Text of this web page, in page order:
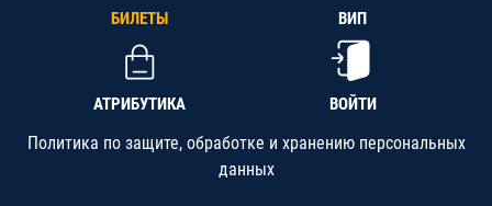
БИЛЕТЫ ВИП
АТРИБУТИКА ВОЙТИ
Политика по защите, обработке и хранению персональных
данных